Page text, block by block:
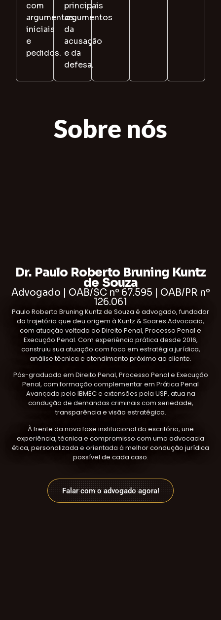
com
argumentos
iniciais
e
pedidos.
principais
argumentos
da
acusação
e da
defesa.
Sobre nós
Dr. Paulo Roberto Bruning Kuntz
de Souza
Advogado | OAB/SC nº 67.595 | OAB/PR nº
126.061
Paulo Roberto Bruning Kuntz de Souza é advogado, fundador
da trajetória que deu origem à Kuntz & Soares Advocacia,
com atuação voltada ao Direito Penal, Processo Penal e
Execução Penal. Com experiência prática desde 2016,
construiu sua atuação com foco em estratégia jurídica,
análise técnica e atendimento próximo ao cliente.
Pós-graduado em Direito Penal, Processo Penal e Execução
Penal, com formação complementar em Prática Penal
Avançada pelo IBMEC e extensões pela USP, atua na
condução de demandas criminais com seriedade,
transparência e visão estratégica.
À frente da nova fase institucional do escritório, une
experiência, técnica e compromisso com uma advocacia
ética, personalizada e orientada à melhor condução jurídica
possível de cada caso.
Falar com o advogado agora!